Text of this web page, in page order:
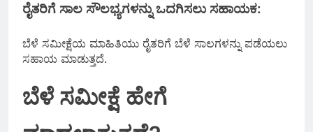
ರೈತರಿಗೆ ಸಾಲ ಸೌಲಭ್ಯಗಳನ್ನು ಒದಗಿಸಲು ಸಹಾಯಕ:
ಬೆಳೆ ಸಮೀಕ್ಷೆಯ ಮಾಹಿತಿಯು ರೈತರಿಗೆ ಬೆಳೆ ಸಾಲಗಳನ್ನು ಪಡೆಯಲು
ಸಹಾಯ ಮಾಡುತ್ತದೆ.
ಬೆಳೆ ಸಮೀಕ್ಷೆ ಹೇಗೆ